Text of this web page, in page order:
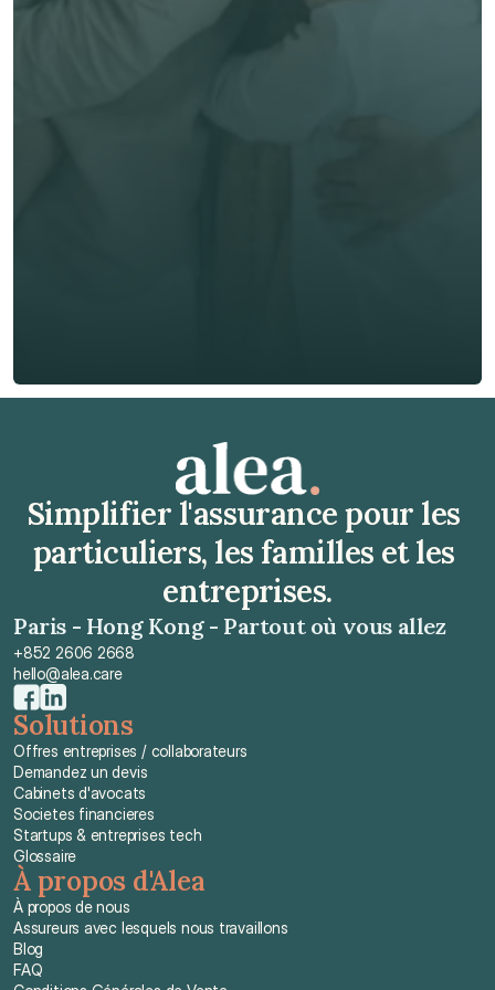
options!
Obtenir un devis gratuit
Simplifier l'assurance pour les
particuliers, les familles et les
entreprises.
Paris - Hong Kong - Partout où vous allez
+852 2606 2668
hello@alea.care
Solutions
Offres entreprises / collaborateurs
Demandez un devis
Cabinets d'avocats
Societes financieres
Startups & entreprises tech
Glossaire
À propos d'Alea
À propos de nous
Assureurs avec lesquels nous travaillons
Blog
FAQ